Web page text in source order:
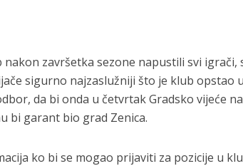
nakon završetka sezone napustili svi
sigurno najzaslužniji što je klub
da bi onda u četvrtak Gradsko vijeće
bi garant bio grad Zenica.
ko bi se mogao prijaviti za pozicije u